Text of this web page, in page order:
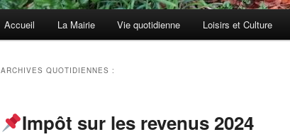
Accueil La Mairie Vie quotidienne Loisirs et Culture
ARCHIVES QUOTIDIENNES :
Impôt sur les revenus 2024